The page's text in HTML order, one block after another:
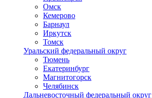
Омск
Кемерово
Барнаул
Иркутск
Томск
Уральский федеральный округ
Тюмень
Екатеринбург
Магнитогорск
Челябинск
Дальневосточный федеральный округ